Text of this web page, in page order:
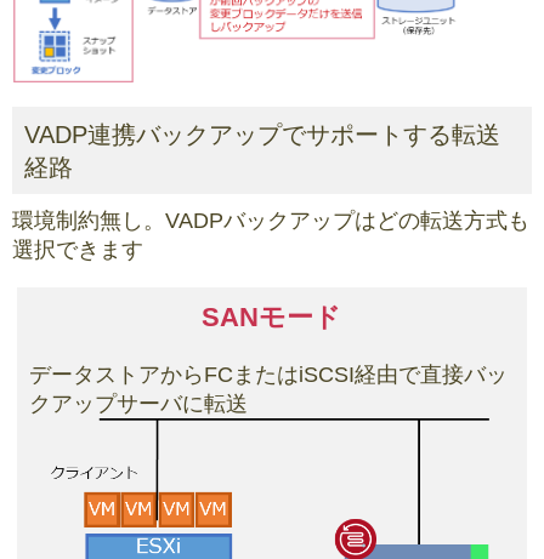
VADP連携バックアップでサポートする転送
経路
環境制約無し。VADPバックアップはどの転送方式も
選択できます
SANモード
データストアからFCまたはiSCSI経由で直接バッ
クアップサーバに転送